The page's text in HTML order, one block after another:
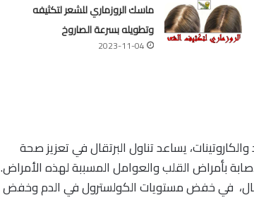
ماسك الروزماري للشعر لتكثيفه
وتطويله بسرعة الصاروخ
2023-11-04
يساعد تناول البرتقال في تعزيز صحة
بأمراض القلب والعوامل المسببة لهذه الأمراض.
في خفض مستويات الكولسترول في الدم وخفض